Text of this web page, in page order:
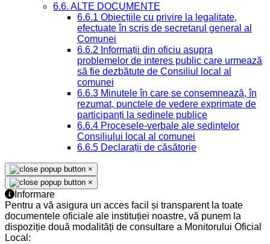
6.6. ALTE DOCUMENTE
6.6.1 Obiecțiile cu privire la legalitate,
efectuate în scris de secretarul general al
Comunei
6.6.2 Informații din oficiu asupra
problemelor de interes public care urmează
să fie dezbătute de Consiliul local al
comunei
6.6.3 Minutele în care se consemnează, în
rezumat, punctele de vedere exprimate de
participanți la ședinele publice
6.6.4 Procesele-verbale ale ședințelor
Consiliului local al comunei
6.6.5 Declarații de căsătorie
×
×
Informare
Pentru a vă asigura un acces facil și transparent la toate
documentele oficiale ale instituției noastre, vă punem la
dispoziție două modalități de consultare a Monitorului Oficial
Local: